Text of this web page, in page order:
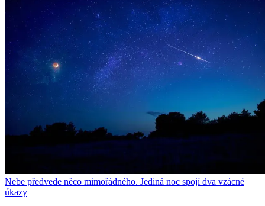
Nebe předvede něco mimořádného. Jediná noc spojí dva vzácné
úkazy